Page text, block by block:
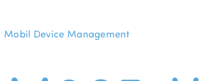
Mobil Device Management